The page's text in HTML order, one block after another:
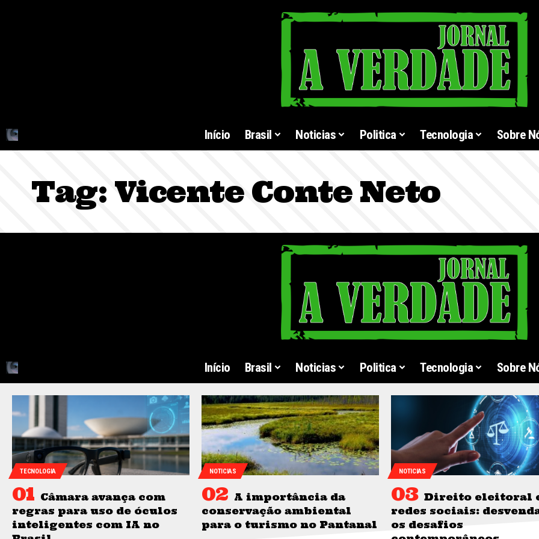
Início Brasil Noticias Politica Tecnologia Sobre
Tag: Vicente Conte Neto
Início Brasil Noticias Politica Tecnologia Sobre
TECNOLOGIA
Câmara avança com
regras para uso de óculos
inteligentes com IA no
NOTICIAS
A importância da
conservação ambiental
para o turismo no Pantanal
NOTICIAS
Direito eleitoral
redes sociais:
os desafios